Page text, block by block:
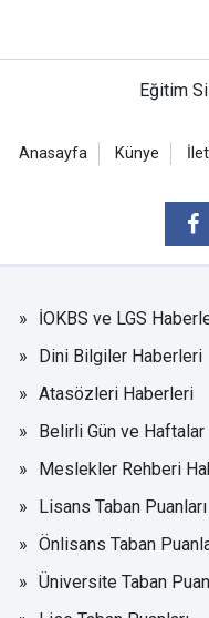
Eğitim
Anasayfa Künye
İOKBS ve LGS
Dini Bilgiler Haberleri
Atasözleri Haberleri
Belirli Gün ve Haftalar
Meslekler Rehberi
Lisans Taban Puanları
Önlisans Taban
Üniversite Taban